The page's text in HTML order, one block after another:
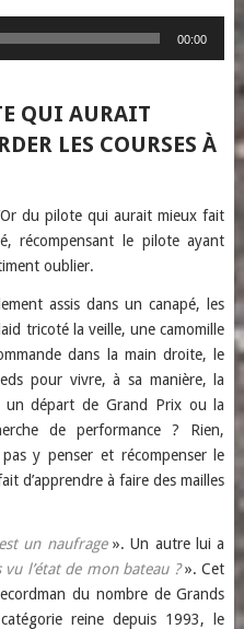
00:00
QUI AURAIT
LES COURSES À
du pilote qui aurait mieux fait
récompensant le pilote ayant
oublier.
assis dans un canapé, les
tricoté la veille, une camomille
dans la main droite, le
pour vivre, à sa manière, la
un départ de Grand Prix ou la
de performance ? Rien,
y penser et récompenser le
d’apprendre à faire des mailles
un naufrage». Un autre lui a
vu l’état de mon bateau ?». Cet
du nombre de Grands
reine depuis 1993, le